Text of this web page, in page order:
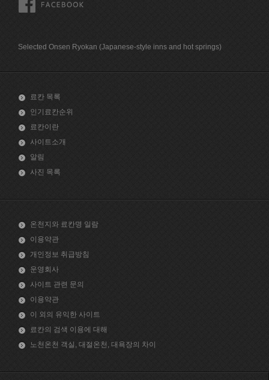
Selected Onsen Ryokan (Japanese-style inns and hot springs)
료칸 목록
인기료칸순위
료칸이란
사이트소개
알림
사진 목록
온천지와 료칸명 일람
이용약관
개인정보 취급방침
운영회사
사이트 관련 문의
이용약관
이 외의 유익한 사이트
료칸의 검색 이용에 대해
노천온천 객실, 대절온천, 대욕장의 차이